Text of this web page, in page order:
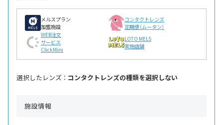
メルスプラン
加盟施設
コンタクトレンズ
定期便（ムータン）
WEB注文
サービス
ClickMiru
LOTO MELS
実施店舗
選択したレンズ ： コンタクトレンズの種類を選択しない
施設情報